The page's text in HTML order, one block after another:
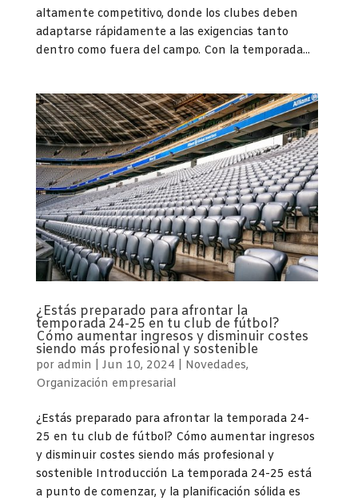
altamente competitivo, donde los clubes deben
adaptarse rápidamente a las exigencias tanto
dentro como fuera del campo. Con la temporada...
¿Estás preparado para afrontar la
temporada 24-25 en tu club de fútbol?
Cómo aumentar ingresos y disminuir costes
siendo más profesional y sostenible
por admin Jun 10, 2024 Novedades,
Organización empresarial
¿Estás preparado para afrontar la temporada 24-
25 en tu club de fútbol? Cómo aumentar ingresos
y disminuir costes siendo más profesional y
sostenible Introducción La temporada 24-25 está
a punto de comenzar, y la planificación sólida es